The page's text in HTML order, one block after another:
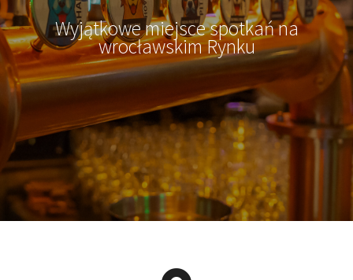
Wyjątkowe miejsce spotkań na
wrocławskim Rynku